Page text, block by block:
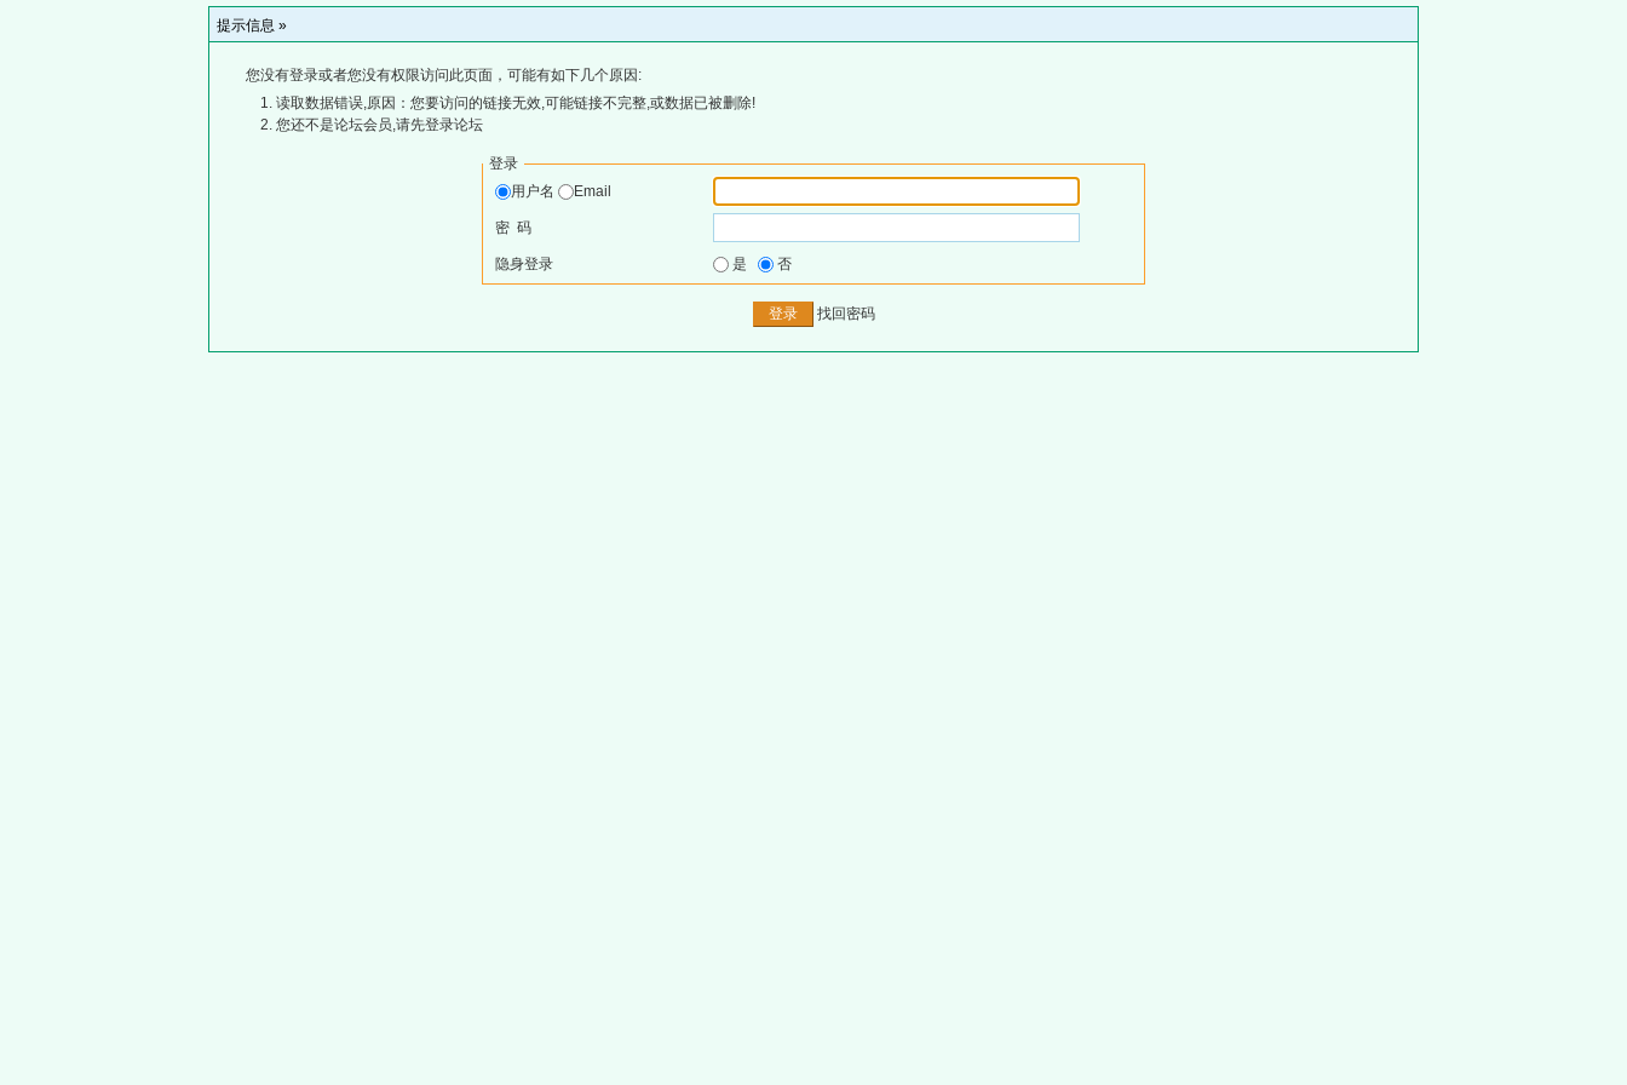
提示信息 »
您没有登录或者您没有权限访问此页面，可能有如下几个原因:
读取数据错误,原因：您要访问的链接无效,可能链接不完整,或数据已被删除!
您还不是论坛会员,请先登录论坛
登录
用户名
Email
密 码
隐身登录 是 否
找回密码